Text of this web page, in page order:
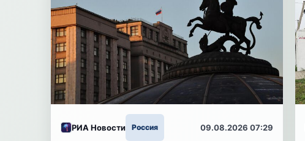
РИА Новости Россия 09.08.2026 07:29